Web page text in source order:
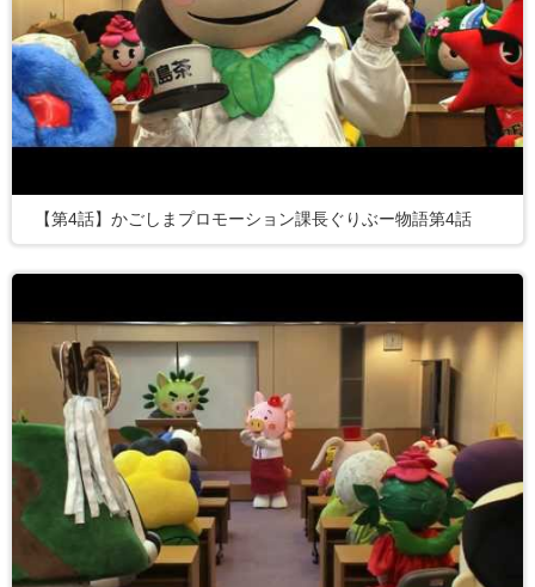
【第4話】かごしまプロモーション課長ぐりぶー物語第4話